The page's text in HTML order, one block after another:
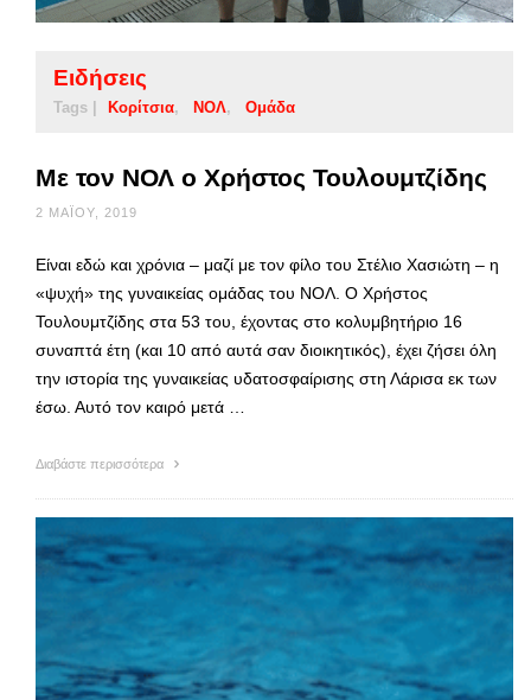
Ειδήσεις
Tags | Κορίτσια ΝΟΛ Ομάδα
Με τον ΝΟΛ ο Χρήστος Τουλουμτζίδης
2 ΜΑΪ́ΟΥ, 2019
Είναι εδώ και χρόνια – μαζί με τον φίλο του Στέλιο Χασιώτη – η
«ψυχή» της γυναικείας ομάδας του ΝΟΛ. Ο Χρήστος
Τουλουμτζίδης στα 53 του, έχοντας στο κολυμβητήριο 16
συναπτά έτη (και 10 από αυτά σαν διοικητικός), έχει ζήσει όλη
την ιστορία της γυναικείας υδατοσφαίρισης στη Λάρισα εκ των
έσω. Αυτό τον καιρό μετά …
Διαβάστε περισσότερα